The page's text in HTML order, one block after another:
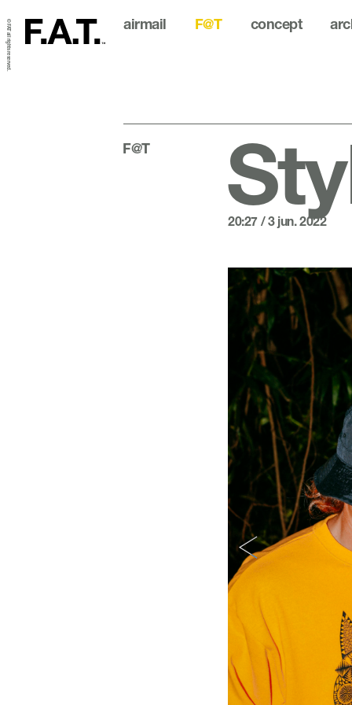
airmail F@T concept
© FAT all rights reserved.
F@T
20:27 / 3 jun. 2022